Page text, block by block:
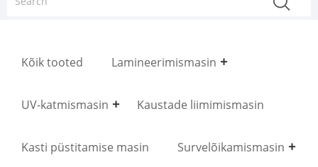
Kõik tooted Lamineerimismasin
UV-katmismasin Kaustade liimimismasin
Kasti püstitamise masin Survelõikamismasin